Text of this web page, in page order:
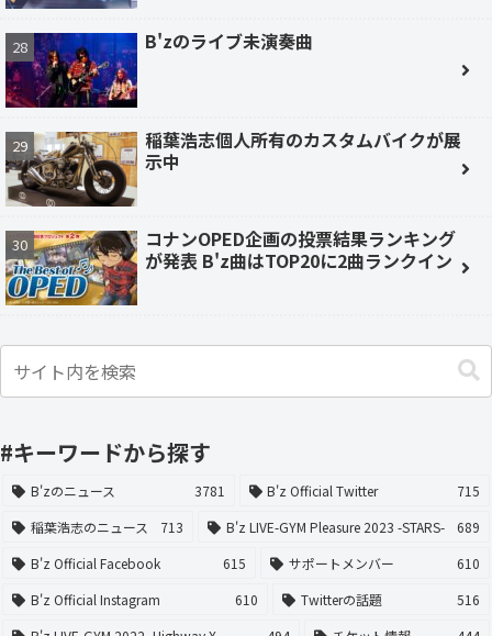
B'zのライブ未演奏曲
稲葉浩志個人所有のカスタムバイクが展
示中
コナンOPED企画の投票結果ランキング
が発表 B'z曲はTOP20に2曲ランクイン
#キーワードから探す
B'zのニュース 3781 B'z Official Twitter
715
稲葉浩志のニュース
713 B'z LIVE-GYM Pleasure 2023 -STARS-
689
B'z Official Facebook
615 サポートメンバー
610
B'z Official Instagram
610 Twitterの話題
516